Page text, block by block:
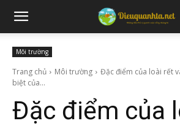
Môi trường
Trang chủ Môi trường
Đặc điểm của loài rết
biệt của...
Đặc điểm của